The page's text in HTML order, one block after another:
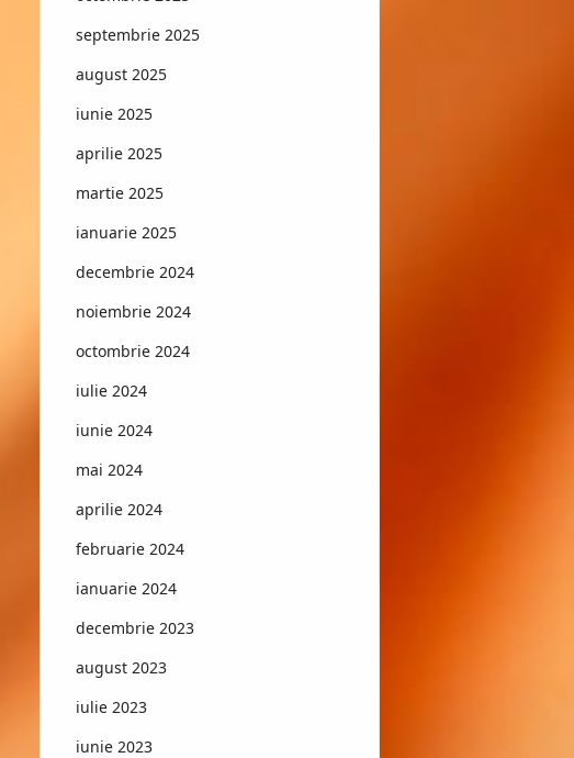
septembrie 2025
august 2025
iunie 2025
aprilie 2025
martie 2025
ianuarie 2025
decembrie 2024
noiembrie 2024
octombrie 2024
iulie 2024
iunie 2024
mai 2024
aprilie 2024
februarie 2024
ianuarie 2024
decembrie 2023
august 2023
iulie 2023
iunie 2023